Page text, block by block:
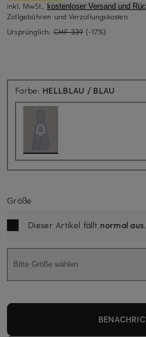
inkl. MwSt., kostenloser Versand und
Zollgebühren und Verzollungskosten
Ursprünglich: CHF 339 (-17%)
Farbe: HELLBLAU / BLAU
Größe
Dieser Artikel fällt normal aus.
Bitte Größe wählen